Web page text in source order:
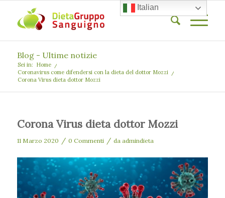
Blog - Ultime notizie
Sei in: Home
/
Coronavirus come difendersi con la dieta del dottor Mozzi
/
Corona Virus dieta dottor Mozzi
Corona Virus dieta dottor Mozzi
11 Marzo 2020 / 0 Commenti / da admindieta
Italian